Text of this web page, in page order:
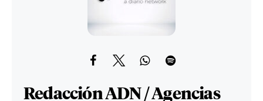
Redacción ADN / Agencias